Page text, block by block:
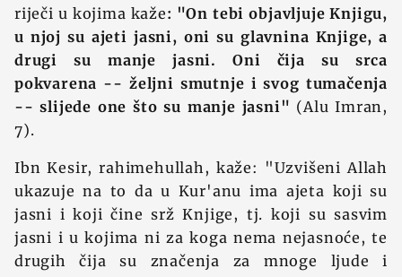
riječi u kojima kaže: "On tebi objavljuje Knjigu,
u njoj su ajeti jasni, oni su glavnina Knjige, a
drugi su manje jasni. Oni čija su srca
pokvarena -- željni smutnje i svog tumačenja
-- slijede one što su manje jasni" (Alu Imran,
7).
Ibn Kesir, rahimehullah, kaže: "Uzvišeni Allah
ukazuje na to da u Kur'anu ima ajeta koji su
jasni i koji čine srž Knjige, tj. koji su sasvim
jasni i u kojima ni za koga nema nejasnoće, te
drugih čija su značenja za mnoge ljude i